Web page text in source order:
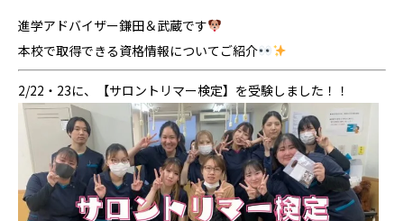
進学アドバイザー鎌田＆武蔵です
本校で取得できる資格情報についてご紹介
2/22・23に、【サロントリマー検定】を受験しました！！